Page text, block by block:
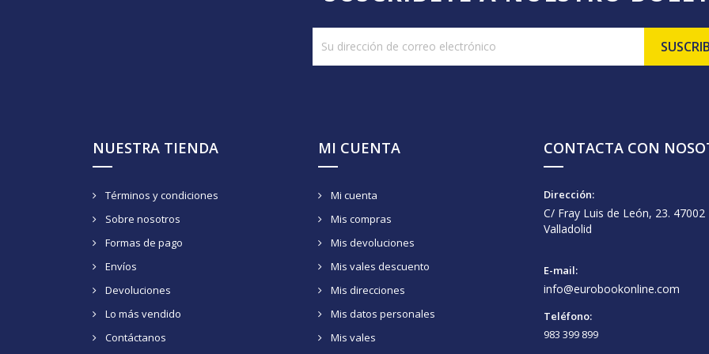
NUESTRA TIENDA
Términos y condiciones
Sobre nosotros
Formas de pago
Envíos
Devoluciones
Lo más vendido
Contáctanos
MI CUENTA
Mi cuenta
Mis compras
Mis devoluciones
Mis vales descuento
Mis direcciones
Mis datos personales
Mis vales
CONTACTA CON
Dirección:
C/ Fray Luis de León, 23. 47002
Valladolid
E-mail:
info@eurobookonline.com
Teléfono:
983 399 899